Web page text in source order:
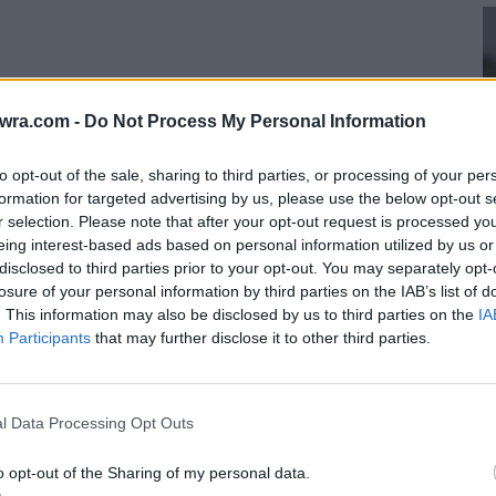
- Do Not Process My Personal Information
opt-out of the sale, sharing to third parties, or processing of your
for targeted advertising by us, please use the below opt-out
selection. Please note that after your opt-out request is processed
interest-based ads based on personal information utilized by us
to third parties prior to your opt-out. You may separately
of your personal information by third parties on the IAB’s list of
This information may also be disclosed by us to third parties on the
Participants that may further disclose it to other third parties.
Data Processing Opt Outs
opt-out of the Sharing of my personal data.
επαγγελματικό ζευγάρι. Είναι τιμή μου να με
ένας από τους πιο ωραίους άνδρες της
ο σχεδιαστής μόδας ετοιμάζουν
Xolevas και θα έχουν το στυλ της Μαρίνας
γάμου, από την σύζυγο του, Άννα